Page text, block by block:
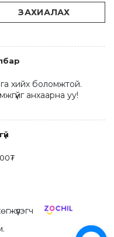
ЗАХИАЛАХ
хийх боломжтой.
анхаарна уу!